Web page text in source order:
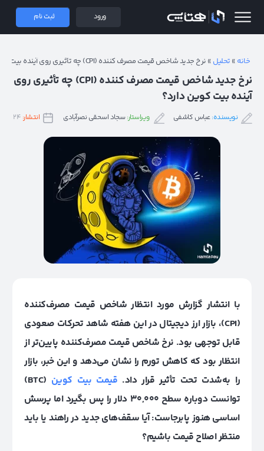
همتاپی ورود ثبت نام
خانه » تحلیل » نرخ جدید شاخص قیمت مصرف کننده (CPI) چه تأثیری روی آینده بیت کوین دارد؟
نرخ جدید شاخص قیمت مصرف کننده (CPI) چه تأثیری روی
آینده بیت کوین دارد؟
نویسنده:عباس کاشفی ویراستار:سجاد اسحقی نصرآبادی انتشار:
با انتشار گزارش مورد انتظار شاخص قیمت مصرف‌کننده
(CPI)، بازار ارز دیجیتال در این هفته شاهد تحرکات صعودی
قابل توجهی بود. نرخ شاخص قیمت مصرف‌کننده پایین‌تر از
انتظار بود که کاهش تورم را نشان می‌دهد و این خبر، بازار
را به‌شدت تحت تأثیر قرار داد. قیمت بیت کوین
(BTC)
توانست دوباره سطح 30,000 دلار را پس بگیرد اما پرسش
اساسی هنوز پابرجاست: آیا سقف‌های جدید در راهند یا باید
منتظر اصلاح قیمت باشیم؟